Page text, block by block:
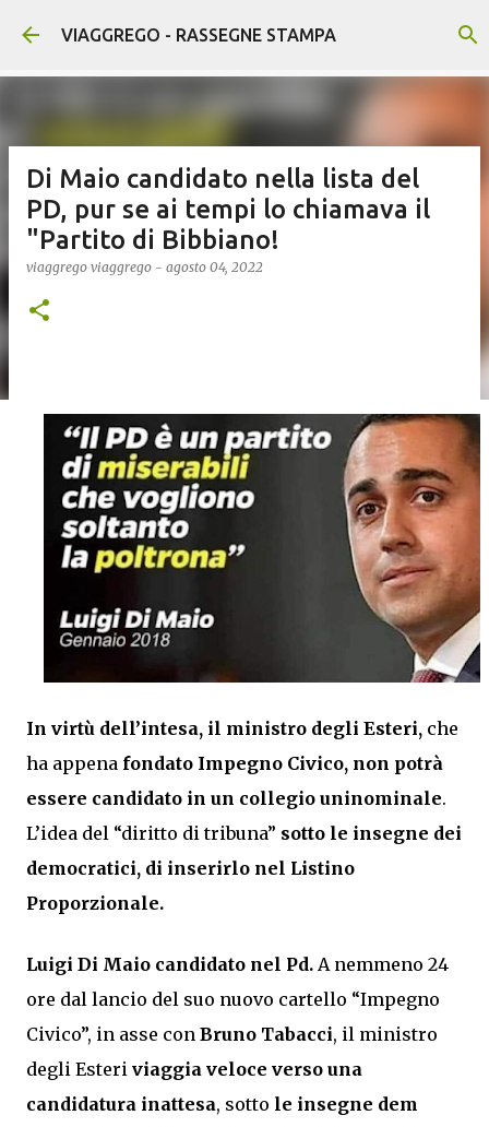
Passa ai contenuti principali
VIAGGREGO - RASSEGNE STAMPA
Di Maio candidato nella lista del
PD, pur se ai tempi lo chiamava il
"Partito di Bibbiano!
viaggrego viaggrego - agosto 04, 2022
In virtù dell’intesa, il ministro degli Esteri, che
ha appena fondato Impegno Civico, non potrà
essere candidato in un collegio uninominale.
L’idea del “diritto di tribuna” sotto le insegne dei
democratici, di inserirlo nel Listino
Proporzionale.
Luigi Di Maio candidato nel Pd. A nemmeno 24
ore dal lancio del suo nuovo cartello “Impegno
Civico”, in asse con Bruno Tabacci, il ministro
degli Esteri viaggia veloce verso una
candidatura inattesa, sotto le insegne dem